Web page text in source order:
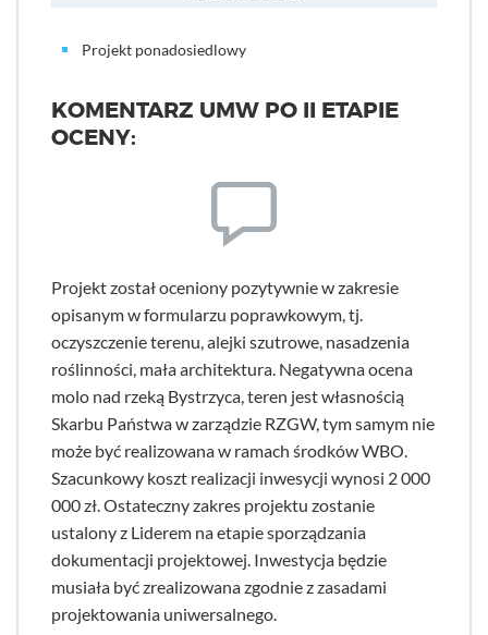
Projekt ponadosiedlowy
KOMENTARZ UMW PO II ETAPIE
OCENY:
Projekt został oceniony pozytywnie w zakresie
opisanym w formularzu poprawkowym, tj.
oczyszczenie terenu, alejki szutrowe, nasadzenia
roślinności, mała architektura. Negatywna ocena
molo nad rzeką Bystrzyca, teren jest własnością
Skarbu Państwa w zarządzie RZGW, tym samym nie
może być realizowana w ramach środków WBO.
Szacunkowy koszt realizacji inwesycji wynosi 2 000
000 zł. Ostateczny zakres projektu zostanie
ustalony z Liderem na etapie sporządzania
dokumentacji projektowej. Inwestycja będzie
musiała być zrealizowana zgodnie z zasadami
projektowania uniwersalnego.